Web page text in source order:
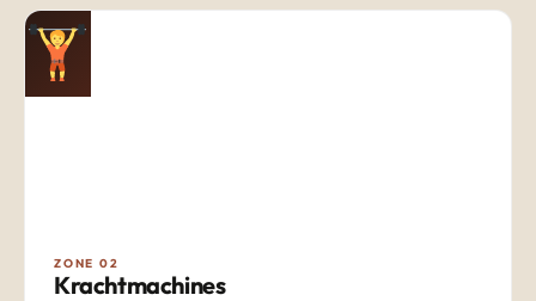
ZONE 02
Krachtmachines